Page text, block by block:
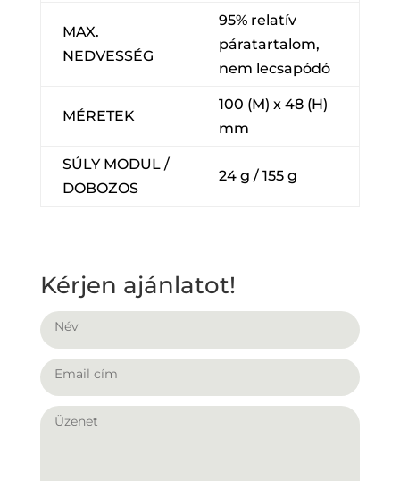
MAX.
NEDVESSÉG
95% relatív
páratartalom,
nem lecsapódó
MÉRETEK
100 (M) x 48 (H)
mm
SÚLY MODUL /
DOBOZOS
24 g / 155 g
Kérjen ajánlatot!